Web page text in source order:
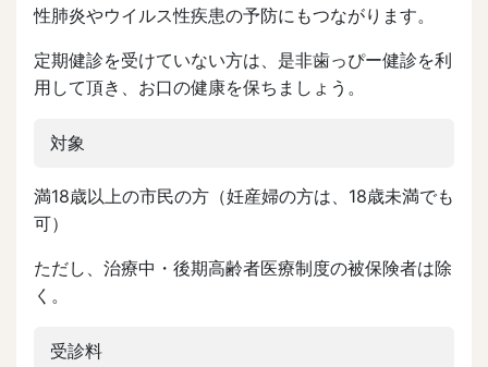
性肺炎やウイルス性疾患の予防にもつながります。
定期健診を受けていない方は、是非歯っぴー健診を利
用して頂き、お口の健康を保ちましょう。
対象
満18歳以上の市民の方（妊産婦の方は、18歳未満でも
可）
ただし、治療中・後期高齢者医療制度の被保険者は除
く。
受診料